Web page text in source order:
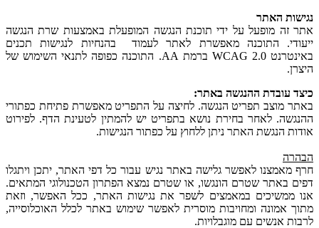
נגישות האתר
אתר זה מופעל על ידי תוכנת הנגשה המופעלת באמצעות שרת הנגשה
ייעודי. התוכנה מאפשרת לאתר לעמוד בהנחיות לנגישות תכנים
באינטרנט WCAG 2.0 ברמת AA. התוכנה כפופה לתנאי השימוש של
היצרן.
כיצד עובדת ההנגשה באתר:
באתר מוצב תפריט הנגשה. לחיצה על התפריט מאפשרת פתיחת כפתורי
ההנגשה. לאחר בחירת נושא בתפריט יש להמתין לטעינת הדף. לפירוט
אודות הנגשת האתר ניתן ללחוץ על כפתור הנגישות.
הבהרה
חרף מאמצנו לאפשר גלישה באתר נגיש עבור כל דפי האתר, יתכן ויתגלו
דפים באתר שטרם הונגשו, או שטרם נמצא הפתרון הטכנולוגי המתאים.
אנו ממשיכים במאמצים לשפר את נגישות האתר, ככל האפשר, וזאת
מתוך אמונה ומחויבות מוסרית לאפשר שימוש באתר לכלל האוכלוסייה,
לרבות אנשים עם מוגבלויות.